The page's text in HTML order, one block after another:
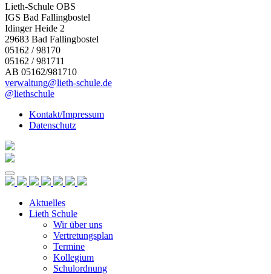
Lieth-Schule OBS
IGS Bad Fallingbostel
Idinger Heide 2
29683 Bad Fallingbostel
05162 / 98170
05162 / 981711
AB 05162/981710
verwaltung@lieth-schule.de
@liethschule
Kontakt/Impressum
Datenschutz
Skip
to
Aktuelles
Lieth Schule
Wir über uns
Vertretungsplan
Termine
Kollegium
Schulordnung